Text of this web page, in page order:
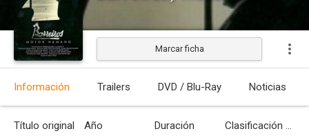
Marcar ficha
Información Trailers DVD / Blu-Ray Noticias
Título original Año Duración Clasificación por edades